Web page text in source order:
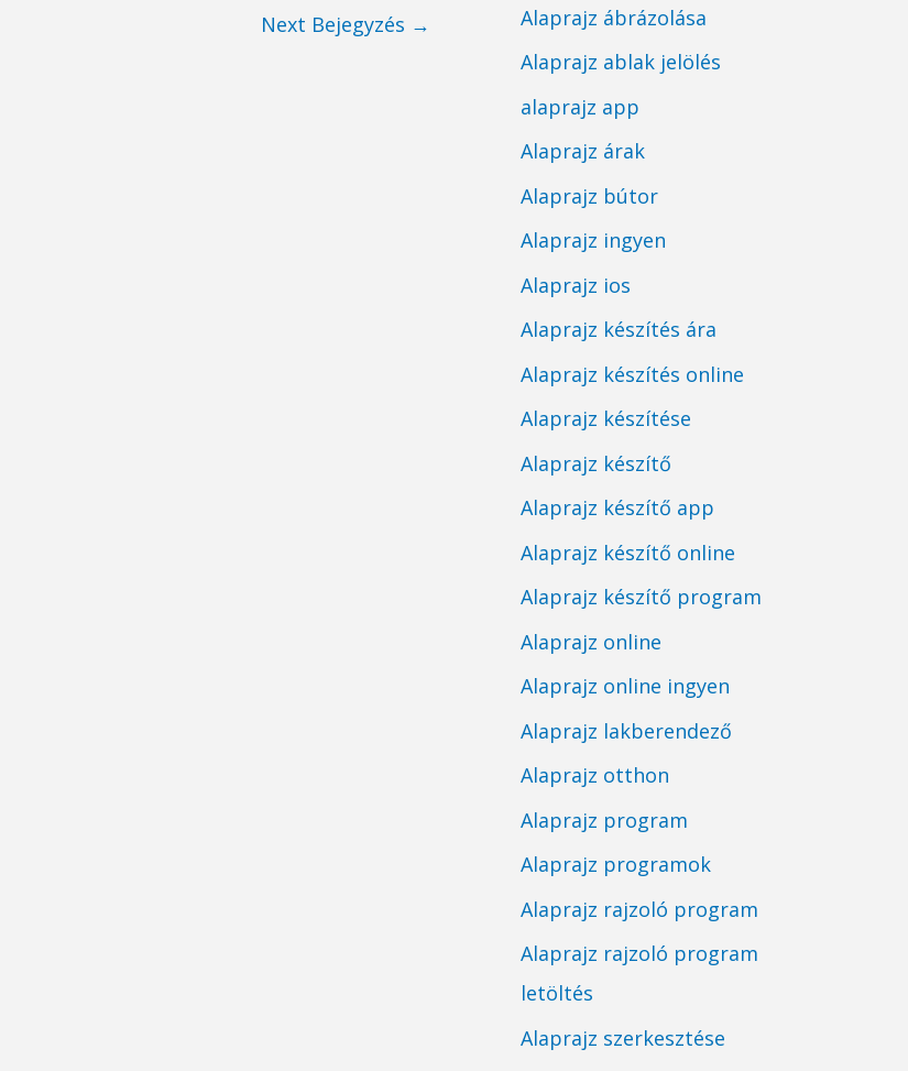
Next Bejegyzés →
Alaprajz ábrázolása
Alaprajz ablak jelölés
alaprajz app
Alaprajz árak
Alaprajz bútor
Alaprajz ingyen
Alaprajz ios
Alaprajz készítés ára
Alaprajz készítés online
Alaprajz készítése
Alaprajz készítő
Alaprajz készítő app
Alaprajz készítő online
Alaprajz készítő program
Alaprajz online
Alaprajz online ingyen
Alaprajz lakberendező
Alaprajz otthon
Alaprajz program
Alaprajz programok
Alaprajz rajzoló program
Alaprajz rajzoló program
letöltés
Alaprajz szerkesztése